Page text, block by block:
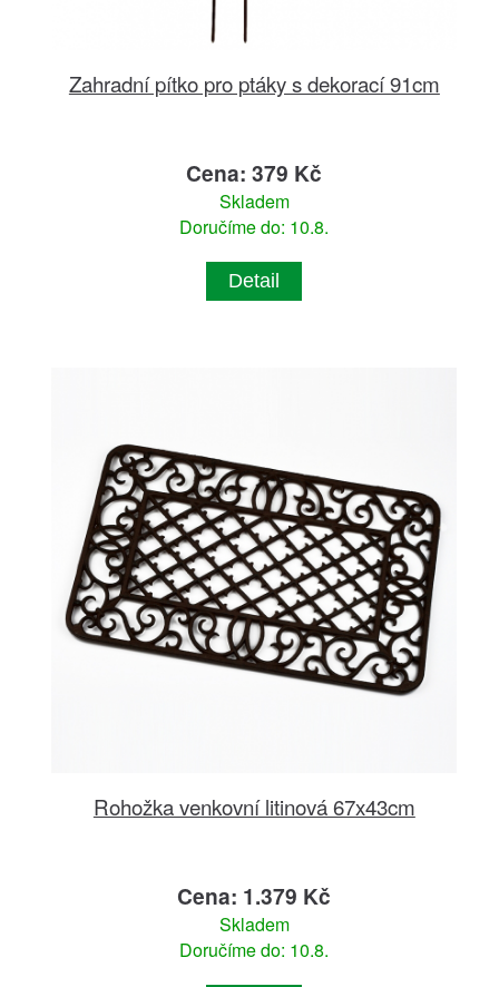
Zahradní pítko pro ptáky s dekorací 91cm
Cena: 379 Kč
Skladem
Doručíme do: 10.8.
Detail
Rohožka venkovní litinová 67x43cm
Cena: 1.379 Kč
Skladem
Doručíme do: 10.8.